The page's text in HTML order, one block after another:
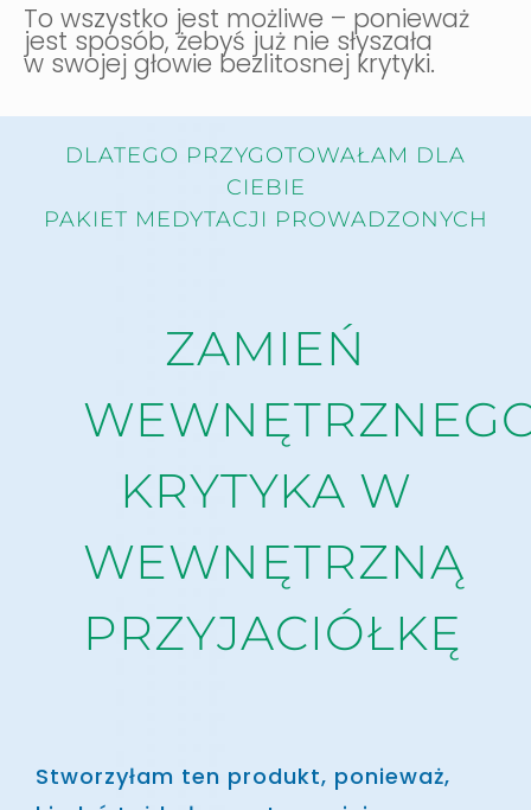
To wszystko jest możliwe – ponieważ
jest sposób, żebyś już nie słyszała
w swojej głowie bezlitosnej krytyki.
DLATEGO PRZYGOTOWAŁAM DLA
CIEBIE
PAKIET MEDYTACJI PROWADZONYCH
ZAMIEŃ
KRYTYKA W
WEWNĘTRZNĄ
PRZYJACIÓŁKĘ
Stworzyłam ten produkt, ponieważ,